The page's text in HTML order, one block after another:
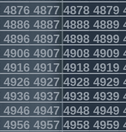
4876487748784879
48864887 48884889
48964897 48984899
4906490749084909
4916491749184919
4926492749284929
49364937 49384939
49464947 49484949
49564957 49584959